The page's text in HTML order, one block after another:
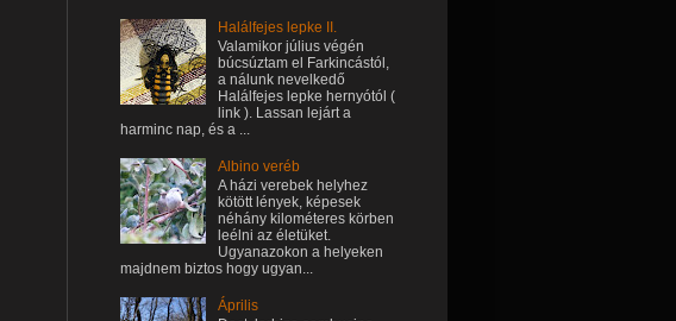
Halálfejes lepke II.
Valamikor július végén
búcsúztam el Farkincástól,
a nálunk nevelkedő
Halálfejes lepke hernyótól (
link ). Lassan lejárt a
harminc nap, és a ...
Albino veréb
A házi verebek helyhez
kötött lények, képesek
néhány kilométeres körben
leélni az életüket.
Ugyanazokon a helyeken
majdnem biztos hogy ugyan...
Április